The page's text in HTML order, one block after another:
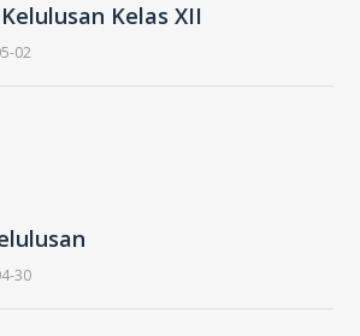
Kelas XII
02
30